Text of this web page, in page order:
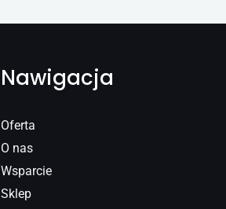
Nawigacja
Oferta
O nas
Wsparcie
Sklep